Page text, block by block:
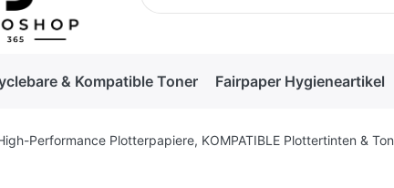
& Kompatible Toner Fairpaper Hygieneartikel
Performance Plotterpapiere, KOMPATIBLE Plottertinten &